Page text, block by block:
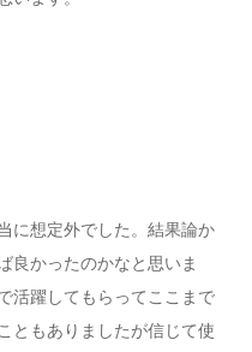
に想定外でした。結果論か
良かったのかなと思いま
活躍してもらってここまで
ともありましたが信じて使